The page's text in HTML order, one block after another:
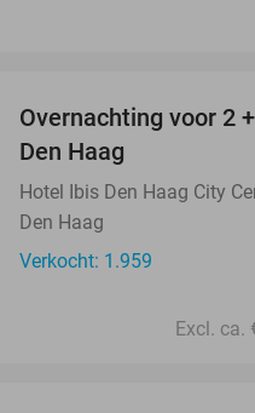
Overnachting voor 2
Den Haag
Hotel Ibis Den Haag City
Den Haag
Verkocht: 1.959
Excl. ca.